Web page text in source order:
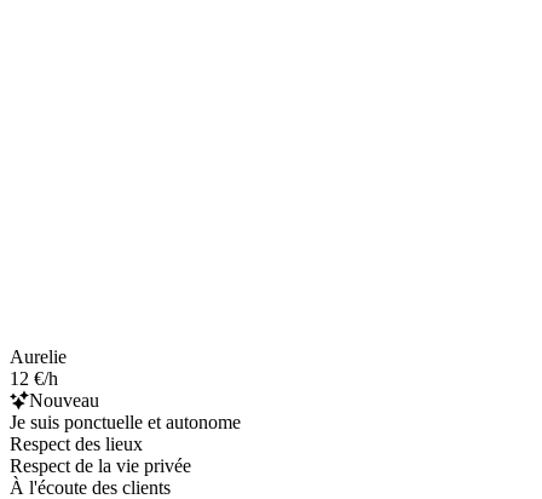
Aurelie
12 €/h
Nouveau
Je suis ponctuelle et autonome
Respect des lieux
Respect de la vie privée
À l'écoute des clients